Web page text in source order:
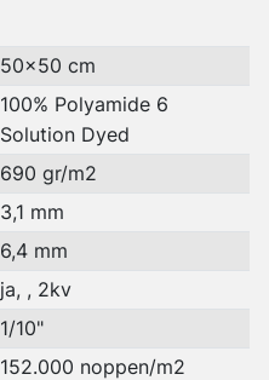
50x50 cm
100% Polyamide 6
Solution Dyed
690 gr/m2
3,1 mm
6,4 mm
ja, , 2kv
1/10"
152.000 noppen/m2